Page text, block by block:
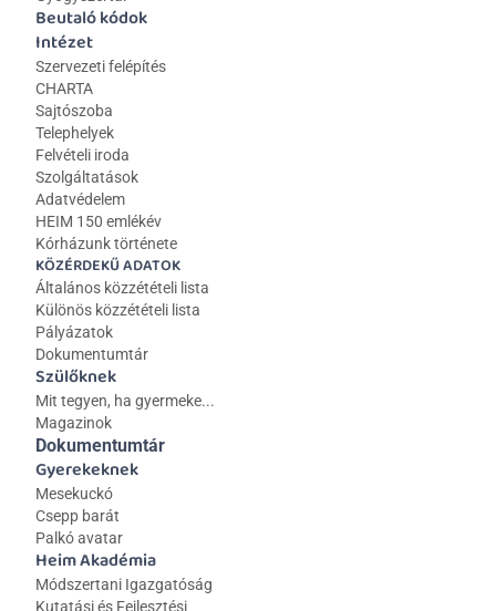
Beutaló kódok
Intézet
Szervezeti felépítés
CHARTA
Sajtószoba
Telephelyek
Felvételi iroda
Szolgáltatások
Adatvédelem
HEIM 150 emlékév
Kórházunk története
KÖZÉRDEKŰ ADATOK
Általános közzétételi lista
Különös közzétételi lista
Pályázatok
Dokumentumtár
Szülőknek
Mit tegyen, ha gyermeke...
Magazinok
Gyerekeknek
Mesekuckó
Csepp barát
Palkó avatar
Heim Akadémia
Módszertani Igazgatóság
Kutatási és Fejlesztési
Dokumentumtár